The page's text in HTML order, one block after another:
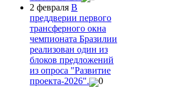
2 февраля В
преддверии первого
трансферного окна
чемпионата Бразилии
реализован один из
блоков предложений
из опроса "Развитие
проекта-2026".
0